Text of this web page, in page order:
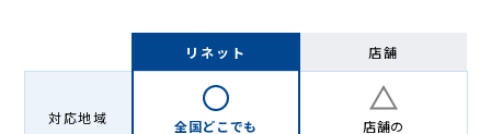
リネット 店舗
対応地域
全国どこでも
店舗の